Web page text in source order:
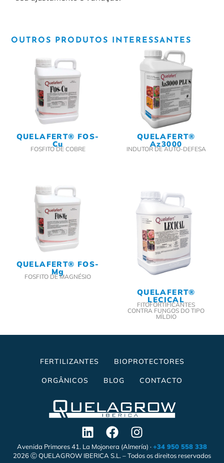
OUTROS PRODUTOS INTERESSANTES
QUELAFERT® FOS-
Cu
FOSFITO DE COBRE
QUELAFERT®
Az3000
INDUTOR DE AUTO-DEFESA
QUELAFERT® FOS-
Mg
FOSFITO DE MAGNÉSIO
QUELAFERT®
LECICAL
FITOFORTIFICANTES
CONTRA FUNGOS DO TIPO
MÍLDIO
FERTILIZANTES BIOPROTECTORES
ORGÂNICOS BLOG CONTACTO
Avenida Primores 41. La Mojonera (Almería) ·+34 950 558 338
2026 Ⓒ QUELAGROW IBERICA S.L. – Todos os direitos reservados